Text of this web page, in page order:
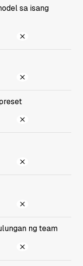
sa isang
ng team